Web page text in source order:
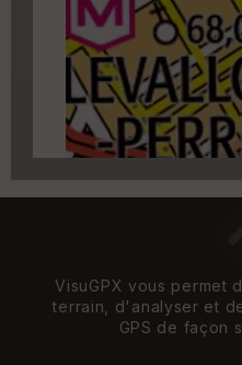
Carroyage UTM
zoom 14)
VisuGPX vous permet
terrain, d'analyser et
GPS de façon